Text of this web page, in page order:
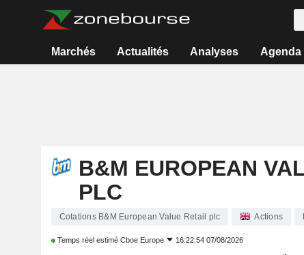
Marchés Actualités Analyses Agenda
B&M EUROPEAN
PLC
Cotations B&M European Value Retail plc Actions
Temps réel estimé Cboe Europe 16:22:54 07/08/2026